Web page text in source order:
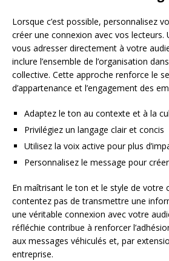
Lorsque c’est possible, personnalisez
créer une connexion avec vos lecteurs.
vous adresser directement à votre
inclure l’ensemble de l’organisation
collective. Cette approche renforce le
d’appartenance et l’engagement des
Adaptez le ton au contexte et à la
Privilégiez un langage clair et concis
Utilisez la voix active pour plus
Personnalisez le message pour
En maîtrisant le ton et le style de votre
contentez pas de transmettre une
une véritable connexion avec votre
réfléchie contribue à renforcer
aux messages véhiculés et, par
entreprise.